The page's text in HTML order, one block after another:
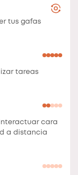
tus gafas
tareas
cara
a distancia